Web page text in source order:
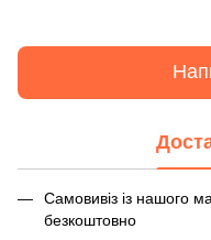
Самовивіз із нашого
безкоштовно